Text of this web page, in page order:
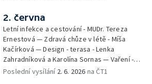
Heřmánková, Zdeněk Žák, Josef Vrána
2. června
Letní infekce a cestování - MUDr. Tereza
Ernestová — Zdravá chůze v létě - Míša
Kačírková — Design - terasa - Lenka
Zahradníková a Karolína Sornas — Vaření -
jahody - Simona Machurová — Letní sporty -
Poslední vysílání 2. 6. 2026 na ČT1